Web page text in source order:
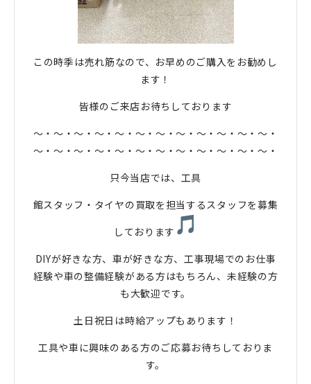
この時季は売れ筋なので、お早めのご購入をお勧めし
ます！
皆様のご来店お待ちしております
〜・〜・〜・〜・〜・〜・〜・〜・〜・〜・〜・〜・
〜・〜・〜・〜・〜・〜・〜・〜・〜・〜・〜・〜・
只今当店では、工具
館スタッフ・タイヤの買取を担当するスタッフを募集
しております
DIYが好きな方、車が好きな方、工事現場でのお仕事
経験や車の整備経験がある方はもちろん、未経験の方
も大歓迎です。
土日祝日は時給アップもあります！
工具や車に興味のある方のご応募お待ちしておりま
す。